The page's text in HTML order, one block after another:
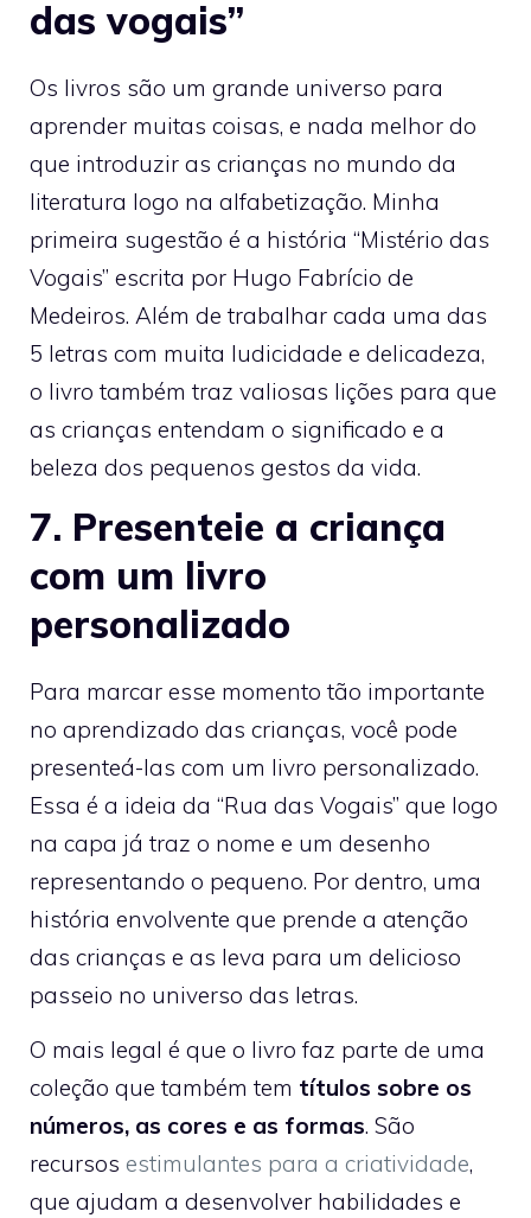
das vogais”
Os livros são um grande universo para
aprender muitas coisas, e nada melhor do
que introduzir as crianças no mundo da
literatura logo na alfabetização. Minha
primeira sugestão é a história “Mistério das
Vogais” escrita por Hugo Fabrício de
Medeiros. Além de trabalhar cada uma das
5 letras com muita ludicidade e delicadeza,
o livro também traz valiosas lições para que
as crianças entendam o significado e a
beleza dos pequenos gestos da vida.
7. Presenteie a criança
com um livro
personalizado
Para marcar esse momento tão importante
no aprendizado das crianças, você pode
presenteá-las com um livro personalizado.
Essa é a ideia da “Rua das Vogais” que logo
na capa já traz o nome e um desenho
representando o pequeno. Por dentro, uma
história envolvente que prende a atenção
das crianças e as leva para um delicioso
passeio no universo das letras.
O mais legal é que o livro faz parte de uma
coleção que também tem títulos sobre os
números, as cores e as formas. São
recursos estimulantes para a criatividade,
que ajudam a desenvolver habilidades e